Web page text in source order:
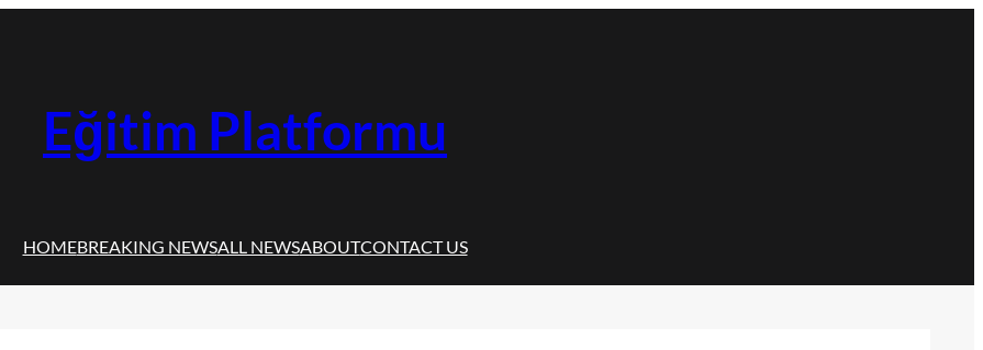
Eğitim Platformu
HOMEBREAKING NEWSALL NEWSABOUTCONTACT US